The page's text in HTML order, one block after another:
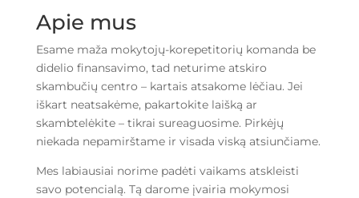
Apie mus
Esame maža mokytojų-korepetitorių komanda be
didelio finansavimo, tad neturime atskiro
skambučių centro – kartais atsakome lėčiau. Jei
iškart neatsakėme, pakartokite laišką ar
skambtelėkite – tikrai sureaguosime. Pirkėjų
niekada nepamirštame ir visada viską atsiunčiame.
Mes labiausiai norime padėti vaikams atskleisti
savo potencialą. Tą darome įvairia mokymosi